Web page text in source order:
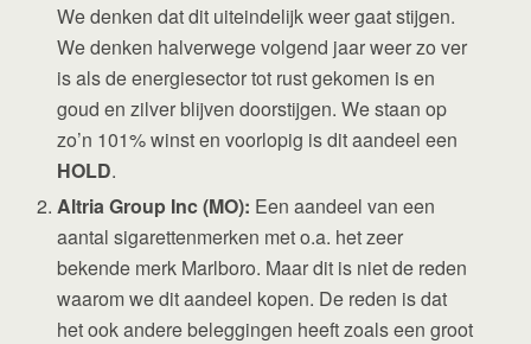
We denken dat dit uiteindelijk weer gaat stijgen.
We denken halverwege volgend jaar weer zo ver
is als de energiesector tot rust gekomen is en
goud en zilver blijven doorstijgen. We staan op
zo’n 101% winst en voorlopig is dit aandeel een
HOLD.
Altria Group Inc (MO): Een aandeel van een
aantal sigarettenmerken met o.a. het zeer
bekende merk Marlboro. Maar dit is niet de reden
waarom we dit aandeel kopen. De reden is dat
het ook andere beleggingen heeft zoals een groot